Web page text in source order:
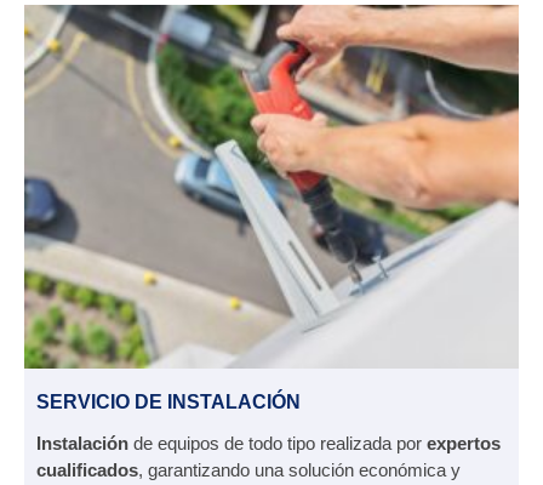
SERVICIO DE INSTALACIÓN
Instalación de equipos de todo tipo realizada por expertos
cualificados, garantizando una solución económica y